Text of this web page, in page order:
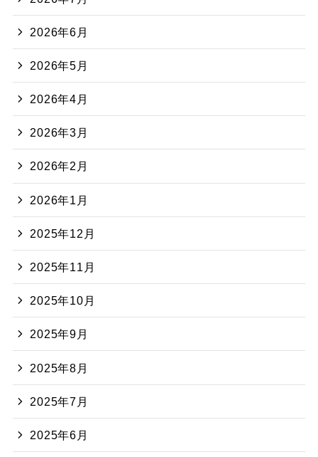
2026年6月
2026年5月
2026年4月
2026年3月
2026年2月
2026年1月
2025年12月
2025年11月
2025年10月
2025年9月
2025年8月
2025年7月
2025年6月